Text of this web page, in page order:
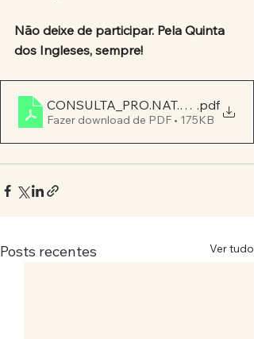
Não deixe de participar. Pela Quinta
dos Ingleses, sempre!
CONSULTA_PRO.NAT.URBE
.pdf
Fazer download de PDF • 175KB
Posts recentes Ver tudo